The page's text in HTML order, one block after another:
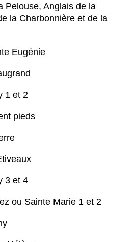
Pelouse, Anglais de la
la Charbonnière et de la
Eugénie
1 et 2
pieds
3 et 4
ou Sainte Marie 1 et 2